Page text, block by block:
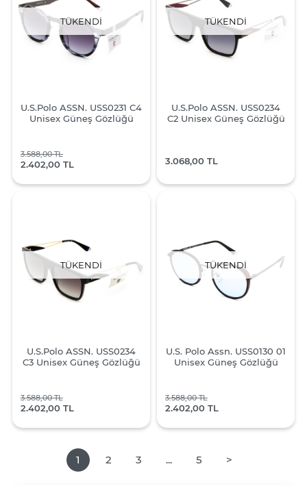
TÜKENDI
U.S.Polo ASSN. USS0231 C4
Unisex Güneş Gözlüğü
2.402,00 TL
3.588,00 TL
TÜKENDI
U.S.Polo ASSN. USS0234
C2 Unisex Güneş Gözlüğü
3.068,00 TL
TÜKENDI
U.S.Polo ASSN. USS0234
C3 Unisex Güneş Gözlüğü
2.402,00 TL
3.588,00 TL
TÜKENDI
U.S. Polo Assn. USS0130 01
Unisex Güneş Gözlüğü
2.402,00 TL
3.588,00 TL
1 2 3 ... 5 >